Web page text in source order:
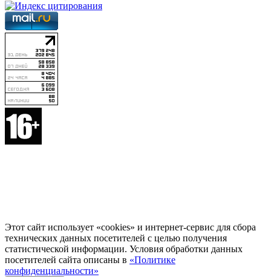
Этот сайт использует «cookies» и интернет-сервис для сбора
технических данных посетителей с целью получения
статистической информации. Условия обработки данных
посетителей сайта описаны в «Политике
конфиденциальности»